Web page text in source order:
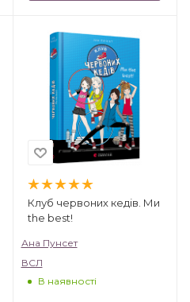
Клуб червоних кедів. Ми
the best!
Ана Пунсет
ВСЛ
В наявності